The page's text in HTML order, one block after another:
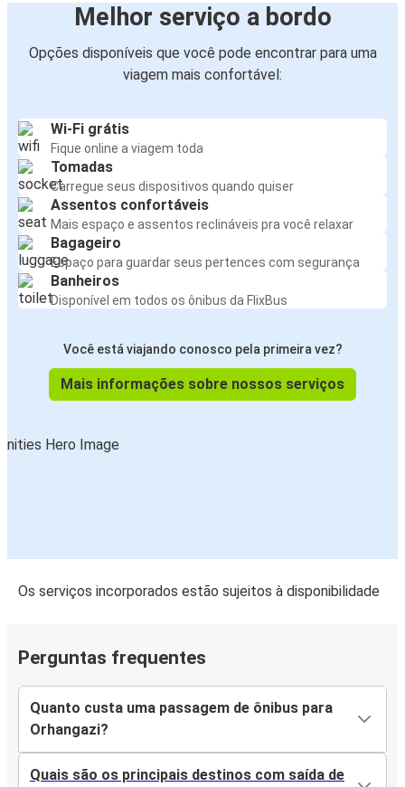
Melhor serviço a bordo
Opções disponíveis que você pode encontrar para uma
viagem mais confortável:
Wi-Fi grátis
Fique online a viagem toda
Tomadas
Carregue seus dispositivos quando quiser
Assentos confortáveis
Mais espaço e assentos reclináveis pra você relaxar
Bagageiro
Espaço para guardar seus pertences com segurança
Banheiros
Disponível em todos os ônibus da FlixBus
Você está viajando conosco pela primeira vez?
Mais informações sobre nossos serviços
Os serviços incorporados estão sujeitos à disponibilidade
Perguntas frequentes
Quanto custa uma passagem de ônibus para
Orhangazi?
Quais são os principais destinos com saída de